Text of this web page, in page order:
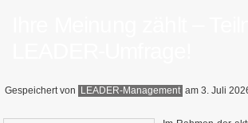
Gespeichert von LEADER-Management am 3. Juli